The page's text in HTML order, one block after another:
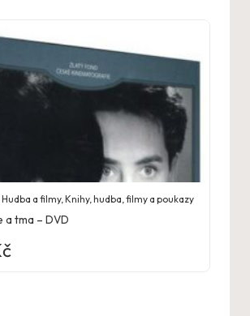
,Hudba a filmy,Knihy, hudba, filmy a poukazy
a tma – DVD